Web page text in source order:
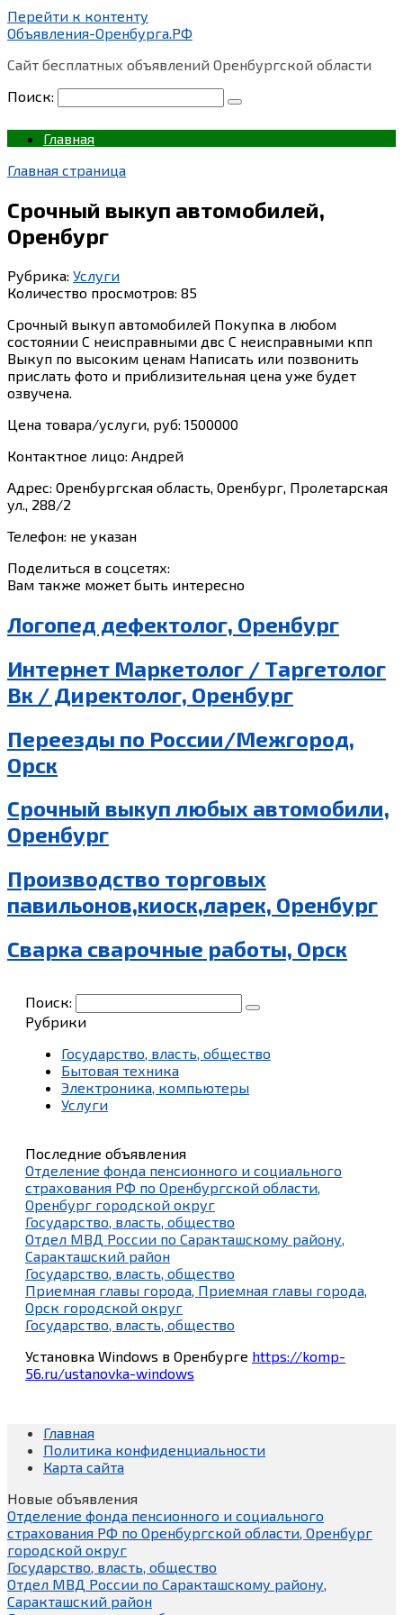
Перейти к контенту
Объявления-Оренбурга.РФ
Сайт бесплатных объявлений Оренбургской области
Поиск:
Главная
Главная страница
Срочный выкуп автомобилей,
Оренбург
Рубрика: Услуги
Количество просмотров: 85
Срочный выкуп автомобилей Покупка в любом
состоянии С неисправными двс С неисправными кпп
Выкуп по высоким ценам Написать или позвонить
прислать фото и приблизительная цена уже будет
озвучена.
Цена товара/услуги, руб: 1500000
Контактное лицо: Андрей
Адрес: Оренбургская область, Оренбург, Пролетарская
ул., 288/2
Телефон: не указан
Поделиться в соцсетях:
Вам также может быть интересно
Логопед дефектолог, Оренбург
Интернет Маркетолог / Таргетолог
Вк / Директолог, Оренбург
Переезды по России/Межгород,
Орск
Срочный выкуп любых автомобили,
Оренбург
Производство торговых
павильонов,киоск,ларек, Оренбург
Сварка сварочные работы, Орск
Поиск:
Рубрики
Государство, власть, общество
Бытовая техника
Электроника, компьютеры
Услуги
Последние объявления
Отделение фонда пенсионного и социального
страхования РФ по Оренбургской области,
Оренбург городской округ
Государство, власть, общество
Отдел МВД России по Саракташскому району,
Саракташский район
Государство, власть, общество
Приемная главы города, Приемная главы города,
Орск городской округ
Государство, власть, общество
Установка Windows в Оренбурге https://komp-
56.ru/ustanovka-windows
Главная
Политика конфиденциальности
Карта сайта
Новые объявления
Отделение фонда пенсионного и социального
страхования РФ по Оренбургской области, Оренбург
городской округ
Государство, власть, общество
Отдел МВД России по Саракташскому району,
Саракташский район